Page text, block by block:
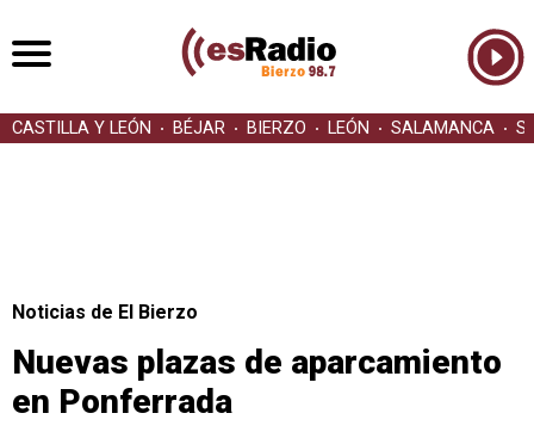
CASTILLA Y LEÓN BÉJAR BIERZO LEÓN SALAMANCA
Noticias de El Bierzo
Nuevas plazas de aparcamiento
en Ponferrada